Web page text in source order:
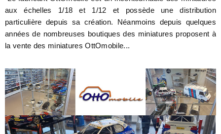
aux échelles 1/18 et 1/12 et possède une distribution
particulière depuis sa création. Néanmoins depuis quelques
années de nombreuses boutiques des miniatures proposent à
la vente des miniatures OttOmobile...